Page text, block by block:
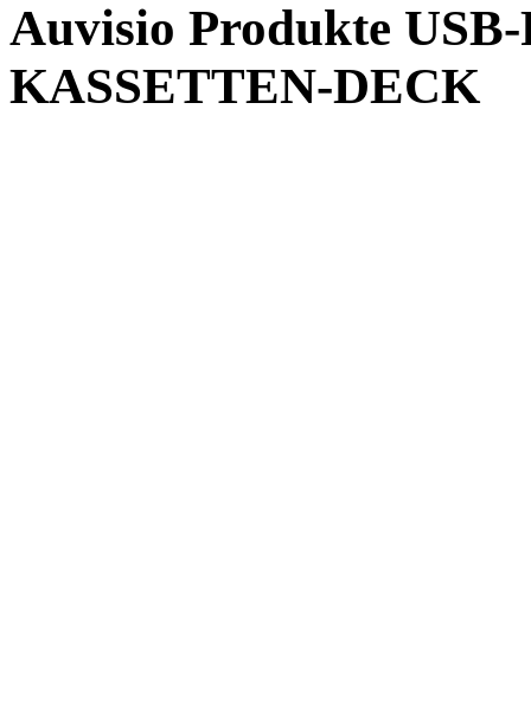
Auvisio Produkte
KASSETTEN-DECK